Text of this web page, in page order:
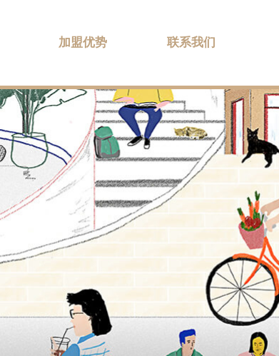
加盟优势 联系我们